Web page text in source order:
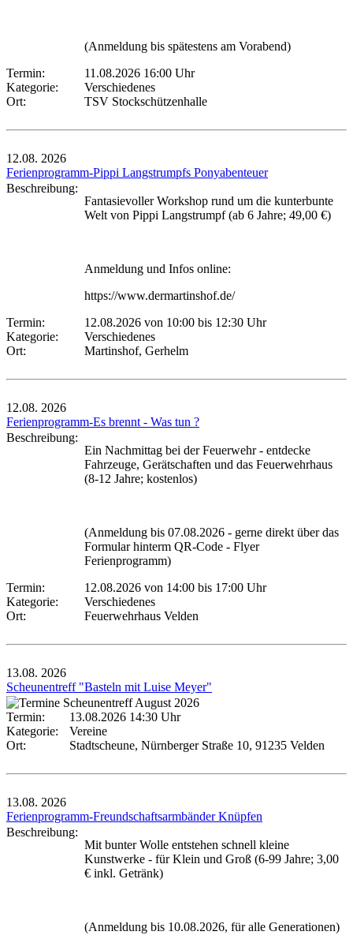
(Anmeldung bis spätestens am Vorabend)
Termin:
11.08.2026 16:00 Uhr
Kategorie:
Verschiedenes
Ort:
TSV Stockschützenhalle
12.08. 2026
Ferienprogramm-Pippi Langstrumpfs Ponyabenteuer
Beschreibung:
Fantasievoller Workshop rund um die kunterbunte
Welt von Pippi Langstrumpf (ab 6 Jahre; 49,00 €)
Anmeldung und Infos online:
https://www.dermartinshof.de/
Termin:
12.08.2026 von 10:00 bis 12:30 Uhr
Kategorie:
Verschiedenes
Ort:
Martinshof, Gerhelm
12.08. 2026
Ferienprogramm-Es brennt - Was tun ?
Beschreibung:
Ein Nachmittag bei der Feuerwehr - entdecke
Fahrzeuge, Gerätschaften und das Feuerwehrhaus
(8-12 Jahre; kostenlos)
(Anmeldung bis 07.08.2026 - gerne direkt über das
Formular hinterm QR-Code - Flyer
Ferienprogramm)
Termin:
12.08.2026 von 14:00 bis 17:00 Uhr
Kategorie:
Verschiedenes
Ort:
Feuerwehrhaus Velden
13.08. 2026
Scheunentreff "Basteln mit Luise Meyer"
Termin:
13.08.2026 14:30 Uhr
Kategorie:
Vereine
Ort:
Stadtscheune, Nürnberger Straße 10, 91235 Velden
13.08. 2026
Ferienprogramm-Freundschaftsarmbänder Knüpfen
Beschreibung:
Mit bunter Wolle entstehen schnell kleine
Kunstwerke - für Klein und Groß (6-99 Jahre; 3,00
€ inkl. Getränk)
(Anmeldung bis 10.08.2026, für alle Generationen)